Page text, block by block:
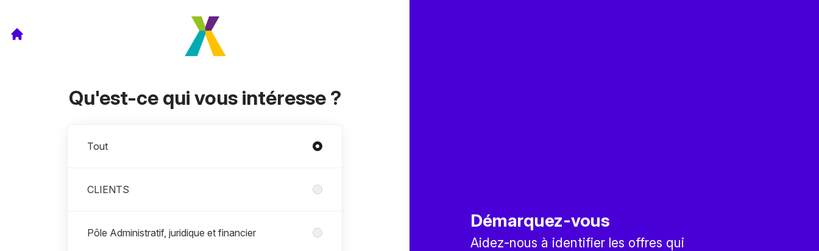
Qu'est-ce qui vous intéresse ?
Tout
CLIENTS
Pôle Administratif, juridique et financier
Démarquez-vous
Aidez-nous à identifier les offres qui